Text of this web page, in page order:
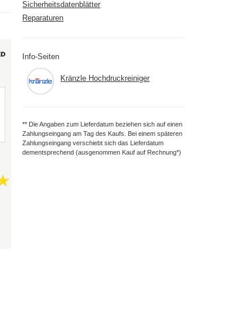
Sicherheitsdatenblätter
Reparaturen
Info-Seiten
Kränzle Hochdruckreiniger
** Die Angaben zum Lieferdatum beziehen sich auf einen
Zahlungseingang am Tag des Kaufs. Bei einem späteren
Zahlungseingang verschiebt sich das Lieferdatum
dementsprechend (ausgenommen Kauf auf Rechnung*)